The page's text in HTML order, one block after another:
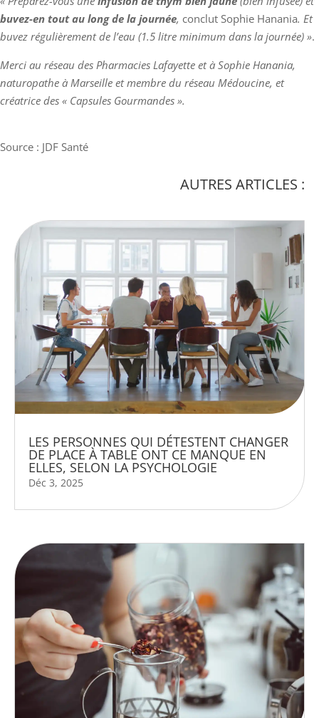
buvez-en tout au long de la journée, conclut Sophie Hanania. Et
buvez régulièrement de l’eau (1.5 litre minimum dans la journée) ».
Merci au réseau des Pharmacies Lafayette et à Sophie Hanania,
naturopathe à Marseille et membre du réseau Médoucine, et
créatrice des « Capsules Gourmandes ».
Source : JDF Santé
AUTRES ARTICLES :
LES PERSONNES QUI DÉTESTENT CHANGER
DE PLACE À TABLE ONT CE MANQUE EN
ELLES, SELON LA PSYCHOLOGIE
Déc 3, 2025